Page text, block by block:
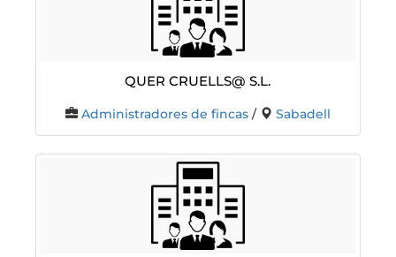
Quer Cruells@ S.L.
Administradores de fincas/ Sabadell